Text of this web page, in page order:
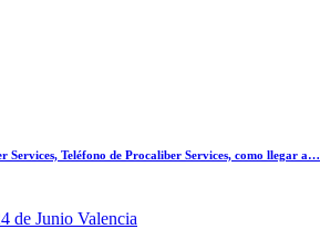
Services, Teléfono de Procaliber Services, como llegar a…
de Junio Valencia